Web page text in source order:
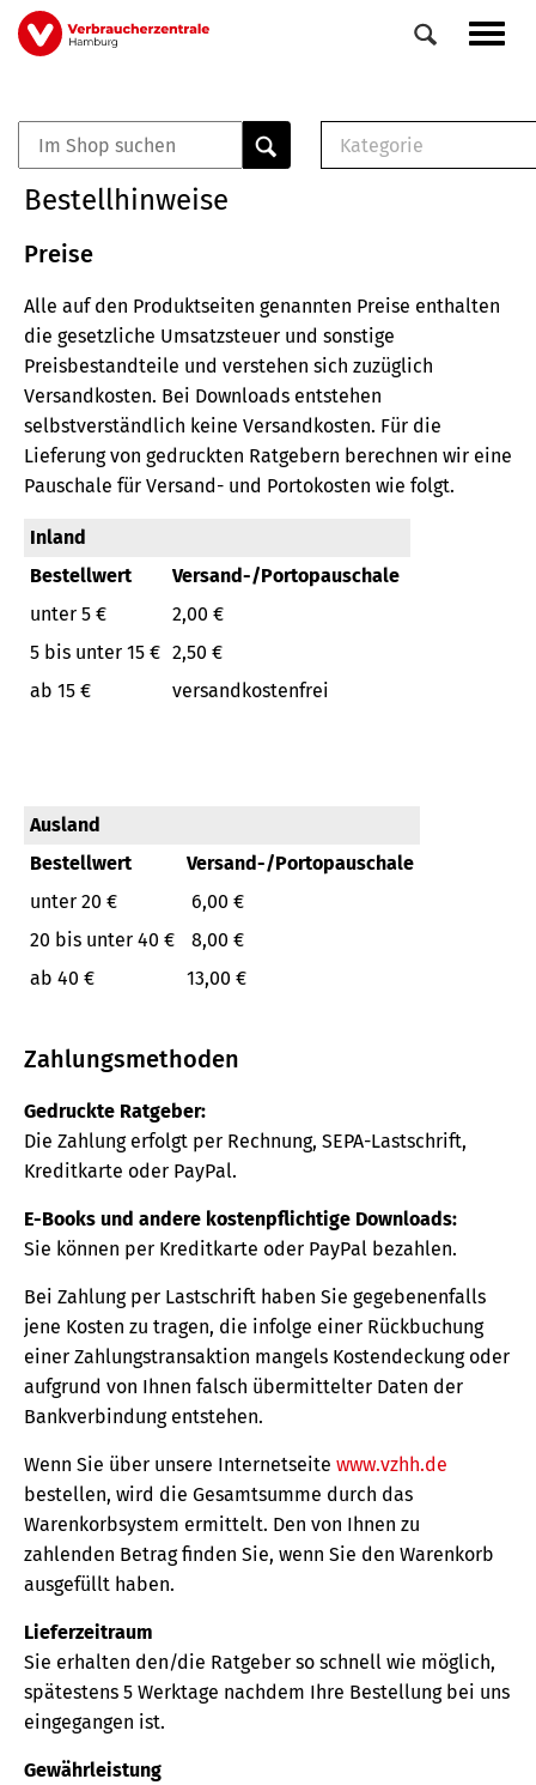
Direkt
zum
Veranstaltungen
0
Elemente
Kategorie
Broschüre
Buch
Bestellhinweise
Preise
Alle auf den Produktseiten genannten Preise enthalten
die gesetzliche Umsatzsteuer und sonstige
Preisbestandteile und verstehen sich zuzüglich
Versandkosten. Bei Downloads entstehen
selbstverständlich keine Versandkosten. Für die
Lieferung von gedruckten Ratgebern berechnen wir eine
Pauschale für Versand- und Portokosten wie folgt.
Inland
Bestellwert
Versand-/Portopauschale
unter 5 €
2,00 €
5 bis unter 15 € 2,50 €
ab 15 €
versandkostenfrei
Ausland
Bestellwert
Versand-/Portopauschale
unter 20 €
6,00 €
20 bis unter 40 €
8,00 €
ab 40 €
13,00 €
Zahlungsmethoden
Gedruckte Ratgeber:
Die Zahlung erfolgt per Rechnung, SEPA-Lastschrift,
Kreditkarte oder PayPal.
E-Books und andere kostenpflichtige Downloads:
Sie können per Kreditkarte oder PayPal bezahlen.
Bei Zahlung per Lastschrift haben Sie gegebenenfalls
jene Kosten zu tragen, die infolge einer Rückbuchung
einer Zahlungstransaktion mangels Kostendeckung oder
aufgrund von Ihnen falsch übermittelter Daten der
Bankverbindung entstehen.
Wenn Sie über unsere Internetseite www.vzhh.de
bestellen, wird die Gesamtsumme durch das
Warenkorbsystem ermittelt. Den von Ihnen zu
zahlenden Betrag finden Sie, wenn Sie den Warenkorb
ausgefüllt haben.
Lieferzeitraum
Sie erhalten den/die Ratgeber so schnell wie möglich,
spätestens 5 Werktage nachdem Ihre Bestellung bei uns
eingegangen ist.
Gewährleistung